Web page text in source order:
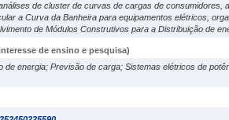
de cluster de curvas de cargas de consumidores,
a Curva da Banheira para equipamentos elétricos,
de Módulos Construtivos para a Distribuição de
de ensino e pesquisa)
de energia; Previsão de carga; Sistemas elétricos de